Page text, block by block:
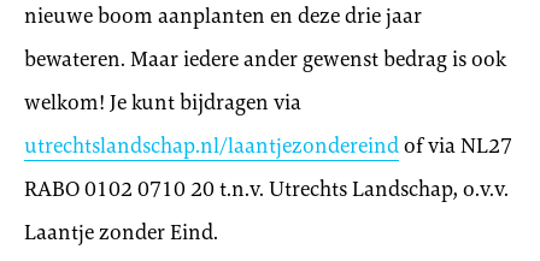
nieuwe boom aanplanten en deze drie jaar
bewateren. Maar iedere ander gewenst bedrag is ook
welkom! Je kunt bijdragen via
utrechtslandschap.nl/laantjezondereindof via NL27
RABO 0102 0710 20 t.n.v. Utrechts Landschap, o.v.v.
Laantje zonder Eind.